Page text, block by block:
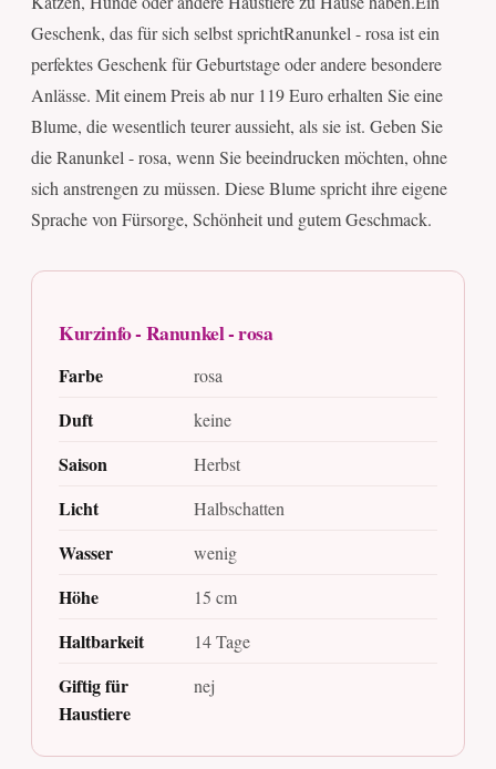
Geschenk, das für sich selbst sprichtRanunkel - rosa ist ein
perfektes Geschenk für Geburtstage oder andere besondere
Anlässe. Mit einem Preis ab nur 119 Euro erhalten Sie eine
Blume, die wesentlich teurer aussieht, als sie ist. Geben Sie
die Ranunkel - rosa, wenn Sie beeindrucken möchten, ohne
sich anstrengen zu müssen. Diese Blume spricht ihre eigene
Sprache von Fürsorge, Schönheit und gutem Geschmack.
Kurzinfo - Ranunkel - rosa
Farbe rosa
Duft keine
Saison Herbst
Licht Halbschatten
Wasser wenig
Höhe 15 cm
Haltbarkeit 14 Tage
Giftig für
Haustiere
nej